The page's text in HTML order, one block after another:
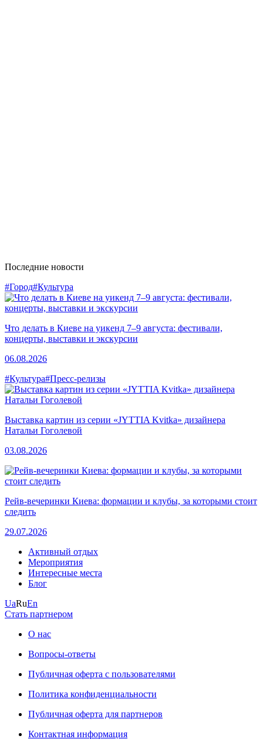
Последние новости
#Город#Культура
Что делать в Киеве на уикенд 7–9 августа: фестивали,
концерты, выставки и экскурсии
06.08.2026
#Культура#Пресс-релизы
Выставка картин из серии «JYTTIA Kvitka» дизайнера
Натальи Гоголевой
03.08.2026
Рейв-вечеринки Киева: формации и клубы, за которыми стоит
следить
29.07.2026
Активный отдых
Мероприятия
Интересные места
Блог
UaRuEn
Стать партнером
О нас
Вопросы-ответы
Публичная оферта с пользователями
Политика конфиденциальности
Публичная оферта для партнеров
Контактная информация